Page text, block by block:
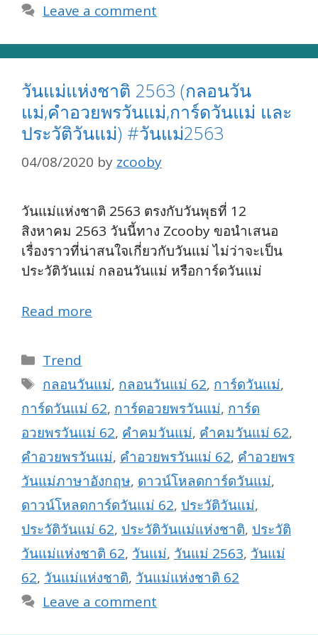
Leave a comment
วันแม่แห่งชาติ 2563 (กลอนวัน
แม่,คำอวยพรวันแม่,การ์ดวันแม่ และ
ประวัติวันแม่) #วันแม่2563
04/08/2020 by zcooby
วันแม่แห่งชาติ 2563 ตรงกับวันพุธที่ 12
สิงหาคม 2563 วันนี้ทาง Zcooby ขอนำเสนอ
เรื่องราวที่น่าสนใจเกี่ยวกับวันแม่ ไม่ว่าจะเป็น
ประวัติวันแม่ กลอนวันแม่ หรือการ์ดวันแม่
Read more
Categories
Trend
Tags
กลอนวันแม่, กลอนวันแม่ 62, การ์ดวันแม่,
การ์ดวันแม่ 62, การ์ดอวยพรวันแม่, การ์ด
อวยพรวันแม่ 62, คำคมวันแม่, คำคมวันแม่ 62,
คำอวยพรวันแม่, คำอวยพรวันแม่ 62, คำอวยพร
วันแม่ภาษาอังกฤษ, ดาวน์โหลดการ์ดวันแม่,
ดาวน์โหลดการ์ดวันแม่ 62, ประวัติวันแม่,
ประวัติวันแม่ 62, ประวัติวันแม่แห่งชาติ, ประวัติ
วันแม่แห่งชาติ 62, วันแม่, วันแม่ 2563, วันแม่
62, วันแม่แห่งชาติ, วันแม่แห่งชาติ 62
Leave a comment